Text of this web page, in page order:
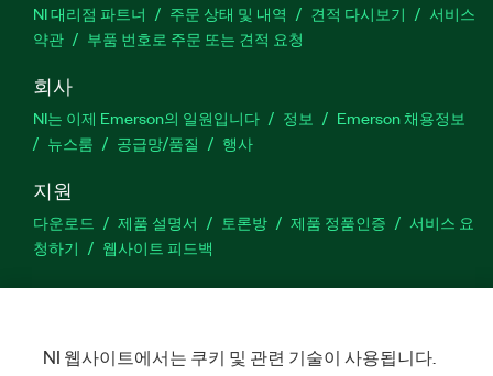
NI 대리점 파트너 주문 상태 및 내역 견적 다시보기
서비스
약관
부품 번호로 주문 또는 견적 요청
회사
NI는 이제 Emerson의 일원입니다 정보
Emerson 채용정보
뉴스룸
공급망/품질 행사
지원
다운로드 제품 설명서 토론방 제품 정품인증
서비스 요
청하기
웹사이트 피드백
NI 웹사이트에서는 쿠키 및 관련 기술이 사용됩니다.